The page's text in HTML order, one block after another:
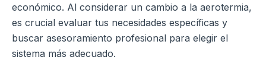
económico. Al considerar un cambio a la aerotermia,
es crucial evaluar tus necesidades específicas y
buscar asesoramiento profesional para elegir el
sistema más adecuado.